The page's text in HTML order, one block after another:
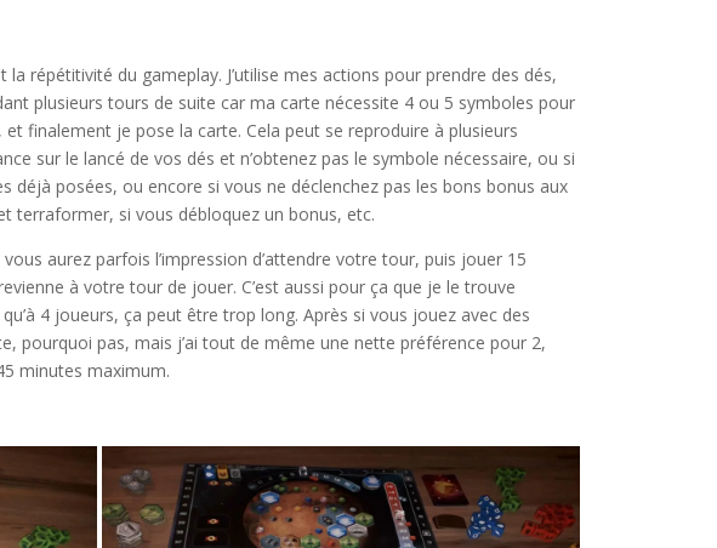
répétitivité du gameplay. J’utilise mes actions pour prendre des dés,
plusieurs tours de suite car ma carte nécessite 4 ou 5 symboles pour
finalement je pose la carte. Cela peut se reproduire à plusieurs
sur le lancé de vos dés et n’obtenez pas le symbole nécessaire, ou si
déjà posées, ou encore si vous ne déclenchez pas les bons bonus aux
terraformer, si vous débloquez un bonus, etc.
aurez parfois l’impression d’attendre votre tour, puis jouer 15
à votre tour de jouer. C’est aussi pour ça que je le trouve
4 joueurs, ça peut être trop long. Après si vous jouez avec des
pourquoi pas, mais j’ai tout de même une nette préférence pour 2,
minutes maximum.